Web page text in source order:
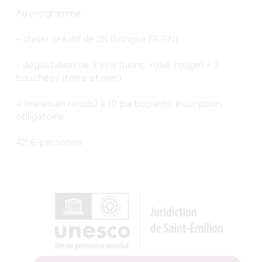
Au programme :
– atelier créatif de 2h (bilingue FR/EN)
– dégustation de 3 vins (blanc, rosé, rouge) + 3
bouchées (terre et mer)
4 (minimum requis) à 10 participants. Inscription
obligatoire.
42 €/personne